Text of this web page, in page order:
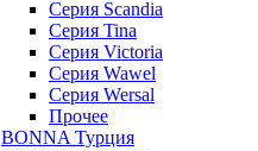
Серия Scandia
Серия Tina
Серия Victoria
Серия Wawel
Серия Wersal
Прочее
BONNA Турция